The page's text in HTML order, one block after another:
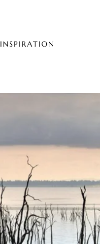
INSPIRATION